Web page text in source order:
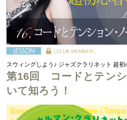
［CLUB MEMBER］
スウィングしよう♪ ジャズクラリネット 超初
第16回 コードとテン
いて知ろう！